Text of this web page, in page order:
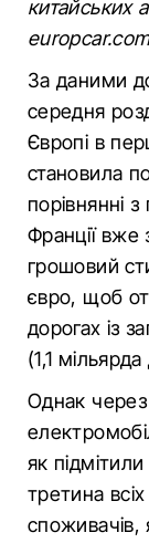
китайських
За даними
середня
Європі в
становила
порівнянні
Франції вже
грошовий
євро, щоб
дорогах із
(1,1
Однак через
як підмітили
третина
споживачів,